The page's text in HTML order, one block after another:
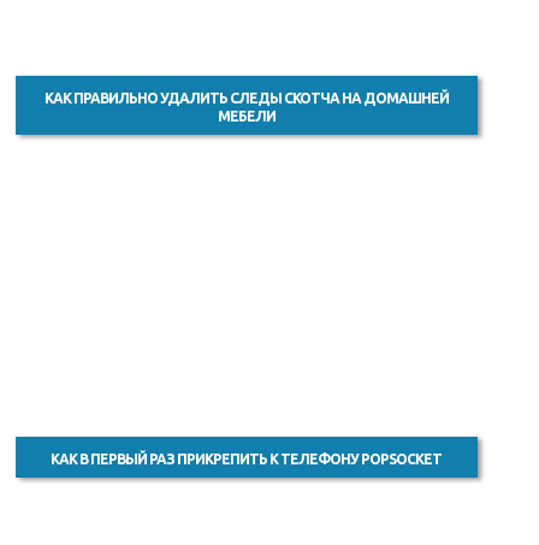
КАК ПРАВИЛЬНО УДАЛИТЬ СЛЕДЫ СКОТЧА НА ДОМАШНЕЙ
МЕБЕЛИ
КАК В ПЕРВЫЙ РАЗ ПРИКРЕПИТЬ К ТЕЛЕФОНУ POPSOCKET